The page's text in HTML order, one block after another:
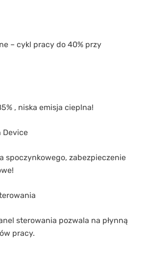
– cykl pracy do 40% przy
, niska emisja cieplna!
Device
spoczynkowego, zabezpieczenie
sterowania pozwala na płynną
pracy.